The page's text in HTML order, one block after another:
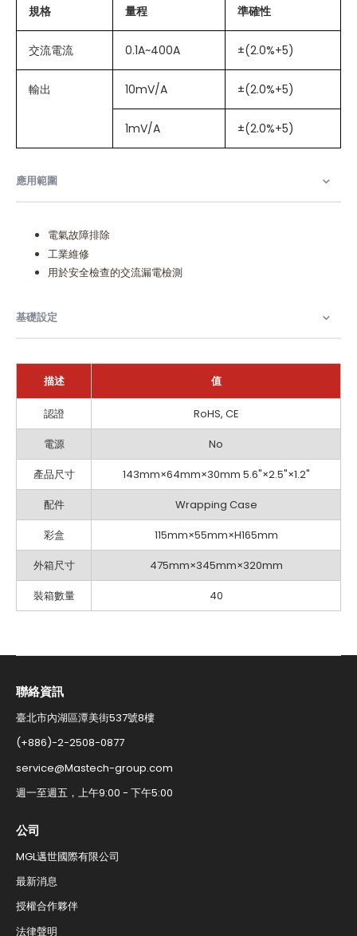
規格 量程 準確性
交流電流 0.1A~400A ±(2.0%+5)
輸出 10mV/A ±(2.0%+5)
1mV/A ±(2.0%+5)
應用範圍​
電氣故障排除
工業維修
用於安全檢查的交流漏電檢測
基礎設定
定
描述 值
認證
RoHS, CE
電源
No
產品尺寸
143mm×64mm×30mm 5.6"×2.5"×1.2"
配件
Wrapping Case
彩盒
115mm×55mm×H165mm
外箱尺寸
475mm×345mm×320mm
裝箱數量
40
聯絡資訊​
臺北市內湖區潭美街537號8樓
(+886)-2-2508-0877​
service@Mastech-group.com​
週一至週五，上午9:00 - 下午5:00​
公司
MGL邁世國際有限公司
最新消息
授權合作夥伴
法律聲明